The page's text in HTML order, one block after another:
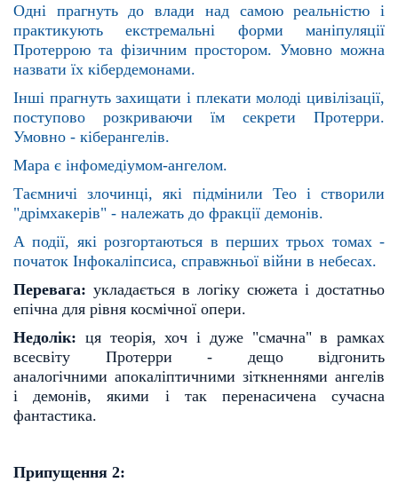
Одні прагнуть до влади над самою реальністю і
практикують екстремальні форми маніпуляції
Протеррою та фізичним простором. Умовно можна
назвати їх кібердемонами.
Інші прагнуть захищати і плекати молоді цивілізації,
поступово розкриваючи їм секрети Протерри.
Умовно - кіберангелів.
Мара є інфомедіумом-ангелом.
Таємничі злочинці, які підмінили Тео і створили
"дрімхакерів" - належать до фракції демонів.
А події, які розгортаються в перших трьох томах -
початок Інфокаліпсиса, справжньої війни в небесах.
Перевага: укладається в логіку сюжета і достатньо
епічна для рівня космічної опери.
Недолік: ця теорія, хоч і дуже "смачна" в рамках
всесвіту Протерри - дещо відгонить
аналогічними апокаліптичними зіткненнями ангелів
і демонів, якими і так перенасичена сучасна
фантастика.
Припущення 2: